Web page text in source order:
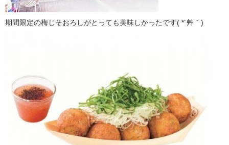
期間限定の梅じそおろしがとっても美味しかったです( *´艸｀)